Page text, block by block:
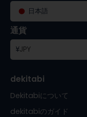
日本語
通貨
¥JPY
dekitabi
Dekitabiについて
dekitabiのガイド